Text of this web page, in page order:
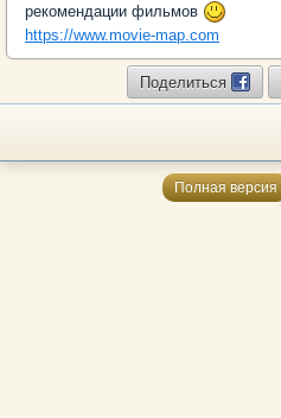
рекомендации фильмов
https://www.movie-map.com
Поделиться
Полная версия